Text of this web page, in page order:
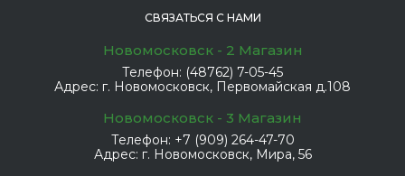
СВЯЗАТЬСЯ С НАМИ
Новомосковск - 2 Магазин
Телефон: (48762) 7-05-45
Адрес: г. Новомосковск, Первомайская д.108
Новомосковск - 3 Магазин
Телефон: +7 (909) 264-47-70
Адрес: г. Новомосковск, Мира, 56